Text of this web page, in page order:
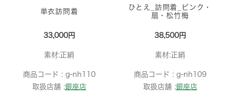
単衣訪問着
33,000円
素材:正絹
商品コード : g-nh110
取扱店舗 :銀座店
ひとえ_訪問着_ピンク・
扇・松竹梅
38,500円
素材:正絹
商品コード : g-nh109
取扱店舗 :銀座店